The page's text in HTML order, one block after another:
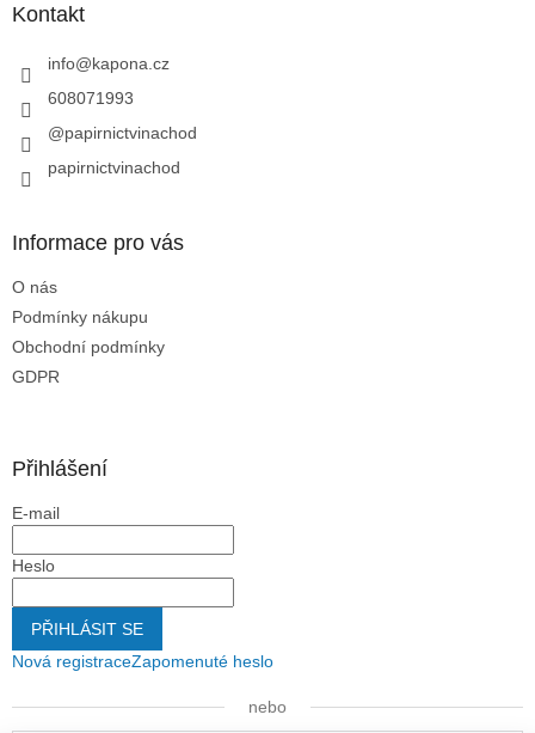
Kontakt
info@kapona.cz
608071993
@papirnictvinachod
papirnictvinachod
Informace pro vás
O nás
Podmínky nákupu
Obchodní podmínky
GDPR
Přihlášení
E-mail
Heslo
PŘIHLÁSIT SE
Nová registraceZapomenuté heslo
nebo